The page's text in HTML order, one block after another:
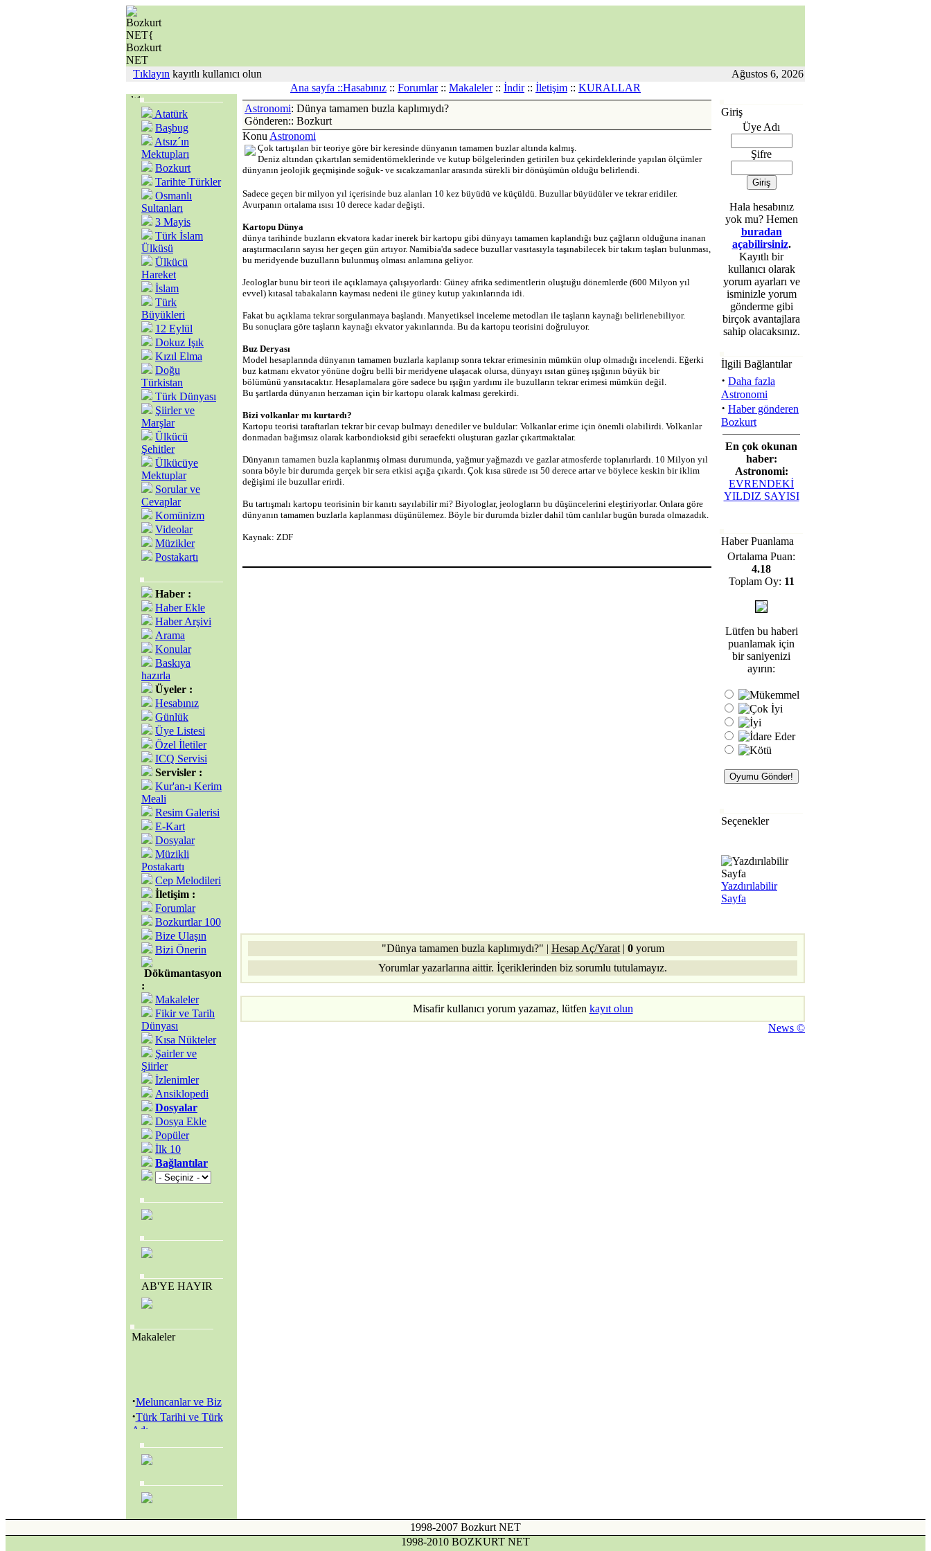
Tıklayın kayıtlı kullanıcı olun
Ağustos 6, 2026
Ana sayfa ::Hasabınız :: Forumlar:: Makaleler:: İndir:: İletişim :: KURALLAR
Atatürk
Başbug
Atsız´ın
Mektupları
Bozkurt
Tarihte Türkler
Osmanlı
Sultanları
3 Mayis
Türk İslam
Ülküsü
Ülkücü
Hareket
İslam
Türk
Büyükleri
12 Eylül
Dokuz Işık
Kızıl Elma
Doğu
Türkistan
Türk Dünyası
Şiirler ve
Marşlar
Ülkücü
Şehitler
Ülkücüye
Mektuplar
Sorular ve
Cevaplar
Komünizm
Videolar
Müzikler
Postakartı
Haber :
Haber Ekle
Haber Arşivi
Arama
Konular
Baskıya
hazırla
Üyeler :
Hesabınız
Günlük
Üye Listesi
Özel İletiler
ICQ Servisi
Servisler :
Kur'an-ı Kerim
Meali
Resim Galerisi
E-Kart
Dosyalar
Müzikli
Postakartı
Cep Melodileri
İletişim :
Forumlar
Bozkurtlar 100
Bize Ulaşın
Bizi Önerin
Dökümantasyon
:
Makaleler
Fikir ve Tarih
Dünyası
Kısa Nükteler
Şairler ve
Şiirler
İzlenimler
Ansiklopedi
Dosyalar
Dosya Ekle
Popüler
İlk 10
Bağlantılar
AB'YE HAYIR
Makaleler
·Meluncanlar ve Biz
·Türk Tarihi ve Türk
Adı
Amerikan Genç
Hristiyanlar Cemiyeti
(Y.M.C.A.) ve
Amerikan Kolejleri
SEVR YASALARI
MECLİS’TEN
GEÇİRİLEREK
Astronomi: Dünya tamamen buzla kaplımıydı?
Gönderen:: Bozkurt
Konu Astronomi
Çok tartışılan bir teoriye göre bir keresinde dünyanın tamamen buzlar altında kalmış.
Deniz altından çıkartılan semidentörneklerinde ve kutup bölgelerinden getirilen buz çekirdeklerinde yapılan ölçümler
dünyanın jeolojik geçmişinde soğuk- ve sıcakzamanlar arasında sürekli bir dönüşümün olduğu belirlendi.
Sadece geçen bir milyon yıl içerisinde buz alanları 10 kez büyüdü ve küçüldü. Buzullar büyüdüler ve tekrar eridiler.
Avurpanın ortalama ısısı 10 derece kadar değişti.
Kartopu Dünya
dünya tarihinde buzların ekvatora kadar inerek bir kartopu gibi dünyayı tamamen kaplandığı buz çağların olduğuna inanan
araştırmacıların sayısı her geçen gün artıyor. Namibia'da sadece buzullar vasıtasıyla taşınabilecek bir takım taşları bulunması,
bu meridyende buzulların bulunmuş olması anlamına geliyor.
Jeologlar bunu bir teori ile açıklamaya çalışıyorlardı: Güney afrika sedimentlerin oluştuğu dönemlerde (600 Milyon yıl
evvel) kıtasal tabakaların kayması nedeni ile güney kutup yakınlarında idi.
Fakat bu açıklama tekrar sorgulanmaya başlandı. Manyetiksel inceleme metodları ile taşların kaynağı belirlenebiliyor.
Bu sonuçlara göre taşların kaynağı ekvator yakınlarında. Bu da kartopu teorisini doğruluyor.
Buz Deryası
Model hesaplarında dünyanın tamamen buzlarla kaplanıp sonra tekrar erimesinin mümkün olup olmadığı incelendi. Eğerki
buz katmanı ekvator yönüne doğru belli bir meridyene ulaşacak olursa, dünyayı ısıtan güneş ışığının büyük bir
bölümünü yansıtacaktır. Hesaplamalara göre sadece bu ışığın yardımı ile buzulların tekrar erimesi mümkün değil.
Bu şartlarda dünyanın herzaman için bir kartopu olarak kalması gerekirdi.
Bizi volkanlar mı kurtardı?
Kartopu teorisi taraftarları tekrar bir cevap bulmayı denediler ve buldular: Volkanlar erime için önemli olabilirdi. Volkanlar
donmadan bağımsız olarak karbondioksid gibi seraefekti oluşturan gazlar çıkartmaktalar.
Dünyanın tamamen buzla kaplanmış olması durumunda, yağmur yağmazdı ve gazlar atmosferde toplanırlardı. 10 Milyon yıl
sonra böyle bir durumda gerçek bir sera etkisi açığa çıkardı. Çok kısa sürede ısı 50 derece artar ve böylece keskin bir iklim
değişimi ile buzullar erirdi.
Bu tartışmalı kartopu teorisinin bir kanıtı sayılabilir mi? Biyologlar, jeologların bu düşüncelerini eleştiriyorlar. Onlara göre
dünyanın tamamen buzlarla kaplanması düşünülemez. Böyle bir durumda bizler dahil tüm canlılar bugün burada olmazadık.
Kaynak: ZDF
Giriş
Üye Adı
Şifre
Hala hesabınız
yok mu? Hemen
buradan
açabilirsiniz.
Kayıtlı bir
kullanıcı olarak
yorum ayarları ve
isminizle yorum
gönderme gibi
birçok avantajlara
sahip olacaksınız.
İlgili Bağlantılar
· Daha fazla
Astronomi
· Haber gönderen
Bozkurt
En çok okunan
haber:
Astronomi:
EVRENDEKİ
YILDIZ SAYISI
Haber Puanlama
Ortalama Puan:
4.18
Toplam Oy: 11
Lütfen bu haberi
puanlamak için
bir saniyenizi
ayırın:
Seçenekler
Yazdırılabilir
Sayfa
"Dünya tamamen buzla kaplımıydı?" | Hesap Aç/Yarat| 0yorum
Yorumlar yazarlarına aittir. İçeriklerinden biz sorumlu tutulamayız.
Misafir kullanıcı yorum yazamaz, lütfen kayıt olun
News ©
1998-2007 Bozkurt NET
1998-2010 BOZKURT NET